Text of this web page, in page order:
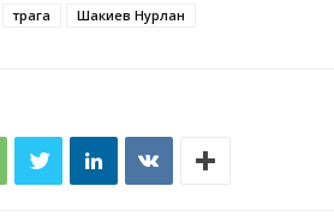
төрага Шакиев Нурлан